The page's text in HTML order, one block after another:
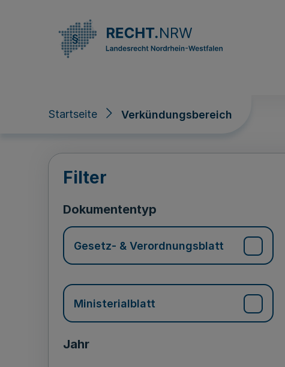
Startseite Verkündungsbereich
Verkündungsbereich
Filter
Dokumententyp
Gesetz- & Verordnungsblatt
Ministerialblatt
Jahr